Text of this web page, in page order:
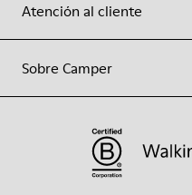
Atención al cliente
Sobre Camper